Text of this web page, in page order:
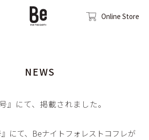
Online Store
NEWS
』にて、掲載されました。
にて、Beナイトフォレストコフレが